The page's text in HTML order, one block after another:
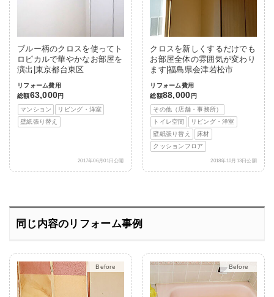
ブルー柄のクロスを使ってト
ロピカルで華やかなお部屋を
演出|東京都台東区
リフォーム費用
総額63,000円
マンション
リビング・洋室
壁紙張り替え
2017年06月01日公開
クロスを新しくするだけでも
お部屋全体の雰囲気が変わり
ます|福島県会津若松市
リフォーム費用
総額88,000 円
その他（店舗・事務所）
トイレ空間
リビング・洋室
壁紙張り替え
床材
クッションフロア
2018年10月13日公開
同じ内容のリフォーム事例
After After